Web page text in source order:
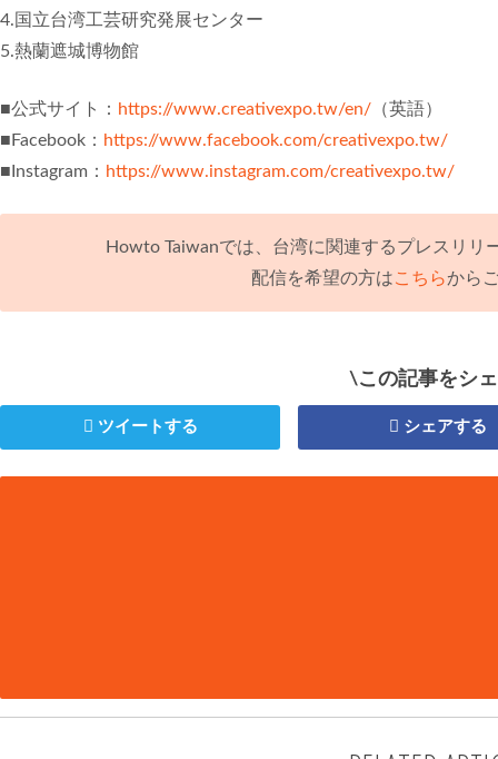
4.国立台湾工芸研究発展センター
5.熱蘭遮城博物館
■公式サイト： https://www.creativexpo.tw/en/ （英語）
■Facebook： https://www.facebook.com/creativexpo.tw/
■Instagram： https://www.instagram.com/creativexpo.tw/
Howto Taiwanでは、台湾に関連するプレスリリ
配信を希望の方はこちらから
\この記事をシ
ツイートする シェアする